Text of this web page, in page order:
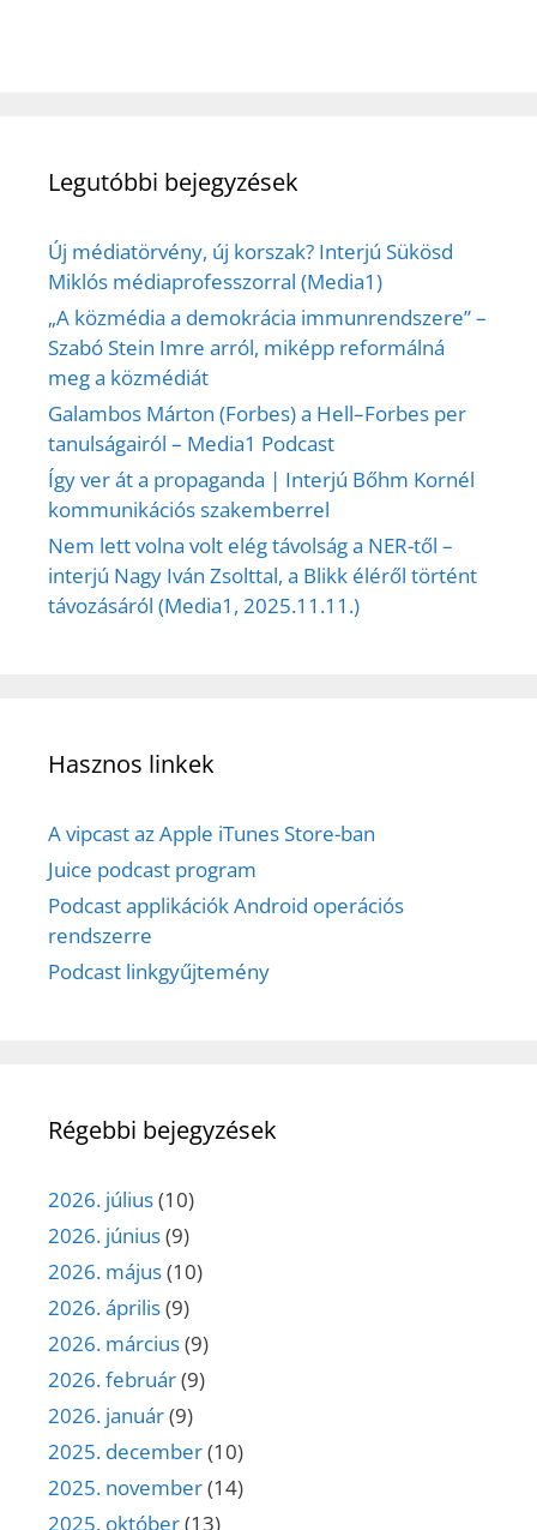
Legutóbbi bejegyzések
Új médiatörvény, új korszak? Interjú Sükösd
Miklós médiaprofesszorral (Media1)
„A közmédia a demokrácia immunrendszere” –
Szabó Stein Imre arról, miképp reformálná
meg a közmédiát
Galambos Márton (Forbes) a Hell–Forbes per
tanulságairól – Media1 Podcast
Így ver át a propaganda | Interjú Bőhm Kornél
kommunikációs szakemberrel
Nem lett volna volt elég távolság a NER-től –
interjú Nagy Iván Zsolttal, a Blikk éléről történt
távozásáról (Media1, 2025.11.11.)
Hasznos linkek
A vipcast az Apple iTunes Store-ban
Juice podcast program
Podcast applikációk Android operációs
rendszerre
Podcast linkgyűjtemény
Régebbi bejegyzések
2026. július(10)
2026. június(9)
2026. május(10)
2026. április(9)
2026. március(9)
2026. február(9)
2026. január(9)
2025. december(10)
2025. november(14)
2025. október(13)